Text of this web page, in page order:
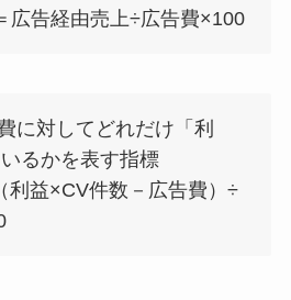
広告経由売上÷広告費×100
に対してどれだけ「利
るかを表す指標
利益×CV件数－広告費）÷